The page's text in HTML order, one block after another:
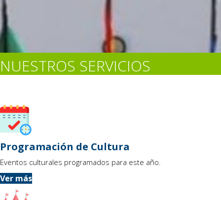
NUESTROS SERVICIOS
Programación de Cultura
Eventos culturales programados para este año.
Ver más